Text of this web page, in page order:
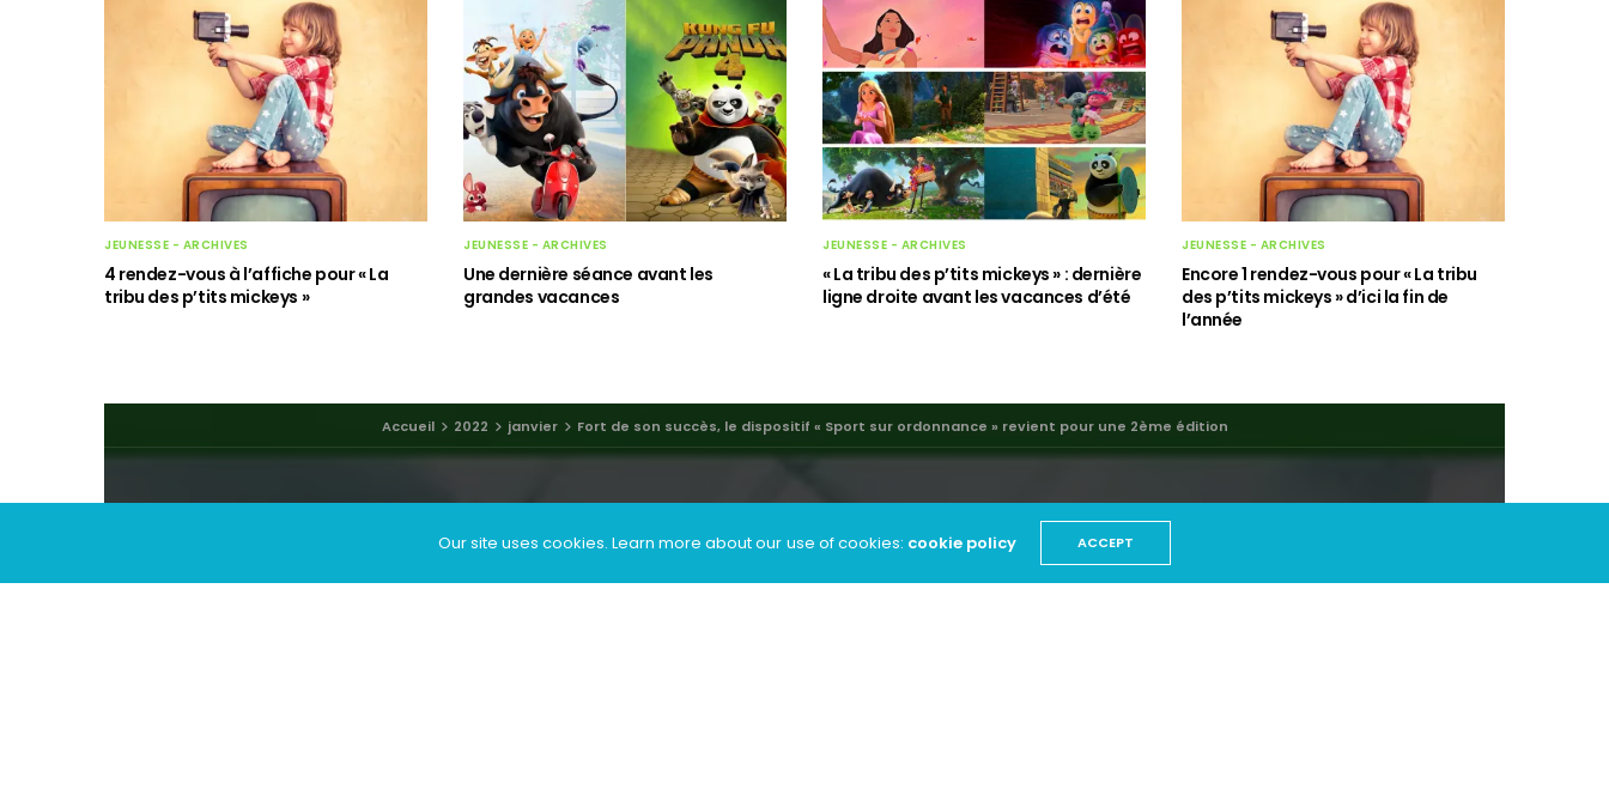
JEUNESSE - ARCHIVES
4 rendez-vous à l’affiche pour « La
tribu des p’tits mickeys »
JEUNESSE - ARCHIVES
Une dernière séance avant les
grandes vacances
JEUNESSE - ARCHIVES
« La tribu des p’tits mickeys » : dernière
ligne droite avant les vacances d’été
JEUNESSE - ARCHIVES
Encore 1 rendez-vous pour « La tribu
des p’tits mickeys » d’ici la fin de
l’année
Accueil 2022 janvier Fort de son succès, le dispositif « Sport sur ordonnance » revient pour une 2ème édition
Our site uses cookies. Learn more about our use of cookies: cookie policy ACCEPT